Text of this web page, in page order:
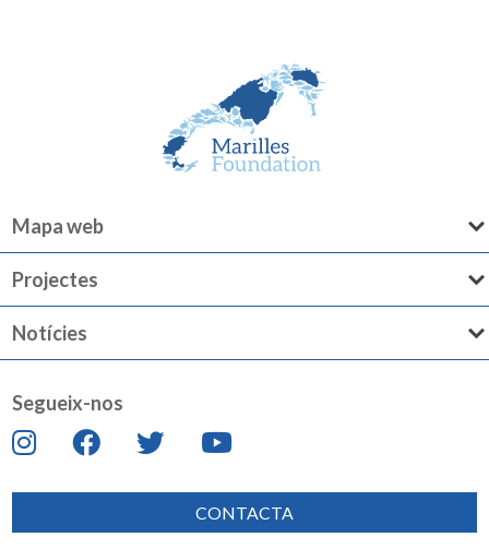
Mapa web
Projectes
Notícies
Segueix-nos
CONTACTA